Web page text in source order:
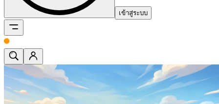
เข้าสู่ระบบ